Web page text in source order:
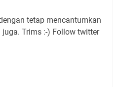
tetap mencantumkan
Trims :-) Follow twitter